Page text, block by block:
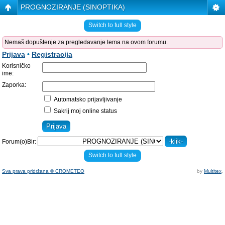
PROGNOZIRANJE (SINOPTIKA)
Switch to full style
Nemaš dopuštenje za pregledavanje tema na ovom forumu.
Prijava • Registracija
Korisničko
ime:
Zaporka:
Automatsko prijavljivanje
Sakrij moj online status
Forum(o)Bir:
Switch to full style
Sva prava pridržana © CROMETEO by Multitex